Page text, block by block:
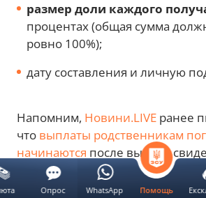
размер доли каждого
процентах (общая сумма
ровно 100%);
дату составления и личную
Напомним, Новини.LIVE ранее
что выплаты родственникам
начинаются после выдачи
смерти
Помощь
Опрос WhatsApp